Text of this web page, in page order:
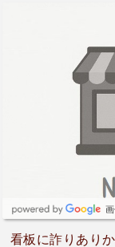
看板に詐りあり